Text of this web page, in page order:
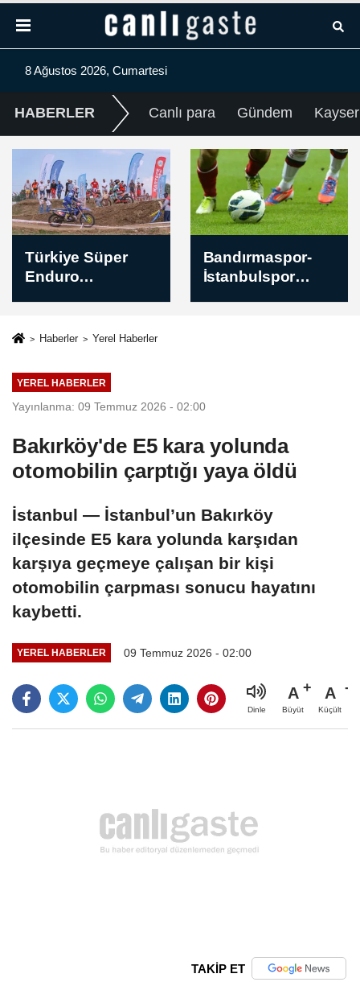
8 Ağustos 2026, Cumartesi
HABERLER Canlı para Gündem
Bandırmaspor-
İstanbulspor
Yeni Zelanda,
Rusya bağlantılı
Haberler Yerel Haberler
YEREL HABERLER
Yayınlanma: 09 Temmuz 2026 - 02:00
Bakırköy'de E5 kara yolunda
otomobilin çarptığı yaya öldü
İstanbul — İstanbul’un Bakırköy
ilçesinde E5 kara yolunda karşıdan
karşıya geçmeye çalışan bir kişi
otomobilin çarpması sonucu hayatını
kaybetti.
YEREL HABERLER 09 Temmuz 2026 - 02:00
Dinle
A
Büyüt
A
Küçült
TAKİP ET